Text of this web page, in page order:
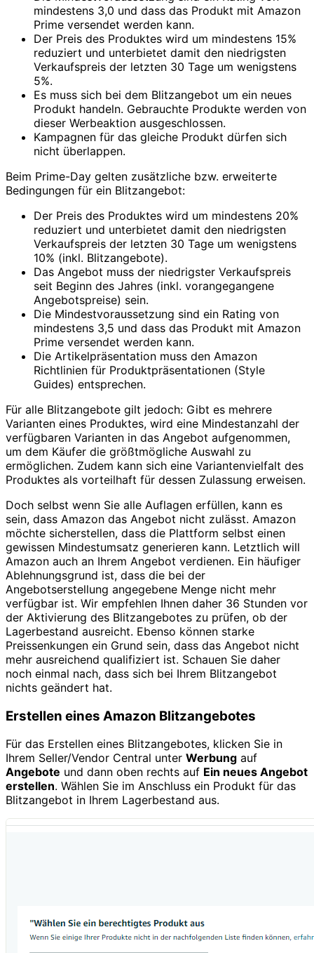
mindestens 3,0 und dass das Produkt mit Amazon
Prime versendet werden kann.
Der Preis des Produktes wird um mindestens 15%
reduziert und unterbietet damit den niedrigsten
Verkaufspreis der letzten 30 Tage um wenigstens
5%.
Es muss sich bei dem Blitzangebot um ein neues
Produkt handeln. Gebrauchte Produkte werden von
dieser Werbeaktion ausgeschlossen.
Kampagnen für das gleiche Produkt dürfen sich
nicht überlappen.
Beim Prime-Day gelten zusätzliche bzw. erweiterte
Bedingungen für ein Blitzangebot:
Der Preis des Produktes wird um mindestens 20%
reduziert und unterbietet damit den niedrigsten
Verkaufspreis der letzten 30 Tage um wenigstens
10% (inkl. Blitzangebote).
Das Angebot muss der niedrigster Verkaufspreis
seit Beginn des Jahres (inkl. vorangegangene
Angebotspreise) sein.
Die Mindestvoraussetzung sind ein Rating von
mindestens 3,5 und dass das Produkt mit Amazon
Prime versendet werden kann.
Die Artikelpräsentation muss den Amazon
Richtlinien für Produktpräsentationen (Style
Guides) entsprechen.
Für alle Blitzangebote gilt jedoch: Gibt es mehrere
Varianten eines Produktes, wird eine Mindestanzahl der
verfügbaren Varianten in das Angebot aufgenommen,
um dem Käufer die größtmögliche Auswahl zu
ermöglichen. Zudem kann sich eine Variantenvielfalt des
Produktes als vorteilhaft für dessen Zulassung erweisen.
Doch selbst wenn Sie alle Auflagen erfüllen, kann es
sein, dass Amazon das Angebot nicht zulässt. Amazon
möchte sicherstellen, dass die Plattform selbst einen
gewissen Mindestumsatz generieren kann. Letztlich will
Amazon auch an Ihrem Angebot verdienen. Ein häufiger
Ablehnungsgrund ist, dass die bei der
Angebotserstellung angegebene Menge nicht mehr
verfügbar ist. Wir empfehlen Ihnen daher 36 Stunden vor
der Aktivierung des Blitzangebotes zu prüfen, ob der
Lagerbestand ausreicht. Ebenso können starke
Preissenkungen ein Grund sein, dass das Angebot nicht
mehr ausreichend qualifiziert ist. Schauen Sie daher
noch einmal nach, dass sich bei Ihrem Blitzangebot
nichts geändert hat.
Erstellen eines Amazon Blitzangebotes
Für das Erstellen eines Blitzangebotes, klicken Sie in
Ihrem Seller/Vendor Central unter Werbung auf
Angebote und dann oben rechts auf Ein neues Angebot
erstellen. Wählen Sie im Anschluss ein Produkt für das
Blitzangebot in Ihrem Lagerbestand aus.